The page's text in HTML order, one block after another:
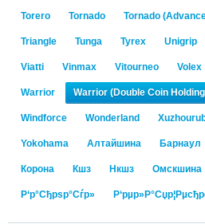
Torero Tornado Tornado
Triangle Tunga Tyrex Unigrip
Viatti Vinmax Vitourneo Volex
Warrior Warrior (Double Coin
Windforce Wonderland
Yokohama Алтайшина Барнаул
Корона Кшз Нкшз Омскшина
Р‘р°Сђрѕр°Сѓр»